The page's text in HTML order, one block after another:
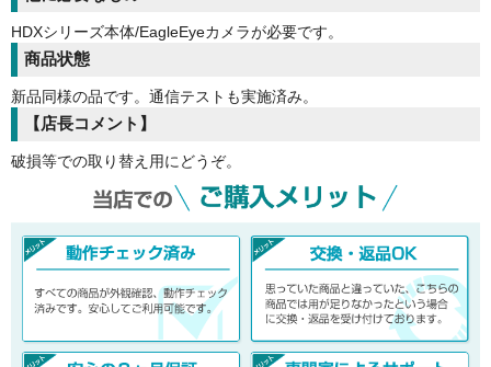
HDXシリーズ本体/EagleEyeカメラが必要です。
商品状態
新品同様の品です。通信テストも実施済み。
【店長コメント】
破損等での取り替え用にどうぞ。